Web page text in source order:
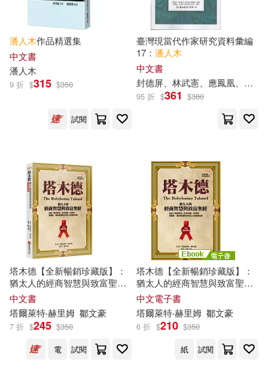
潘人木(17)
塔爾萊特‧赫里姆(4)
E. H. Minarik(3)
潘人木、周慧珠(2)
艾爾斯．敏納立克(2)
Martin Waddell(1)
威爾．海根(1) 安‧瓊納斯(1)
安・瓊納斯(1)
灣文學館(1)
展開
出版社 (可複選)
上誼文化公司(7) 佛光(6)
財團法人國語日報社(6)
信誼基金出版社(5)
布克文化(4) 小魯文化(3)
維京(3) 三民(1)
展開
配送方式 (可複選)
潘人木作品精選集
中文書
潘人木
9 折 $315 $350
試閱
臺灣現當代作家研究資料彙編
17： 潘人木
中文書
封德屏、林武憲、應鳳凰、國立臺灣文學館
95 折 $361 $380
塔木德【全新暢銷珍藏版】：
猶太人的經商智慧與致富聖經
(成就了愛因斯坦、洛克菲勒、
巴菲特、索羅斯、葛林斯潘等
世界巨人的經典名著)
中文書
塔爾萊特‧赫里姆 鄒文豪
7 折 $245 $350
電
試閱
塔木德【全新暢銷珍藏版】：
猶太人的經商智慧與致富聖經
(成就了愛因斯坦、洛克菲勒、
巴菲特、索羅斯、葛林斯潘等
世界巨人的經典名著) (電子書)
中文電子書
塔爾萊特‧赫里姆 鄒文豪
6 折 $210 $350
紙
試閱